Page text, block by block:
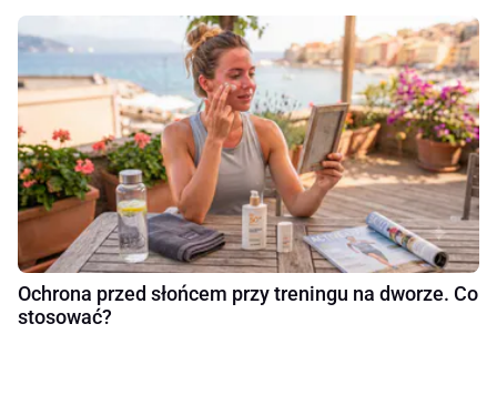
Ochrona przed słońcem przy treningu na dworze. Co
stosować?